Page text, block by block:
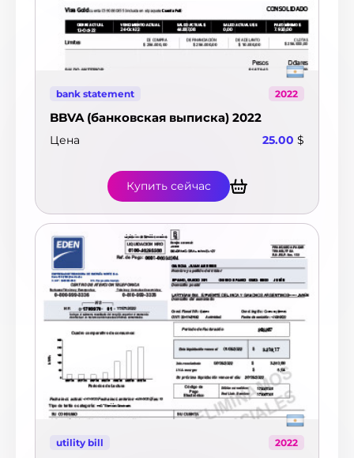
bank statement 2022
BBVA (банковская выписка) 2022
Цена 25.00 $
Купить сейчас
utility bill 2022